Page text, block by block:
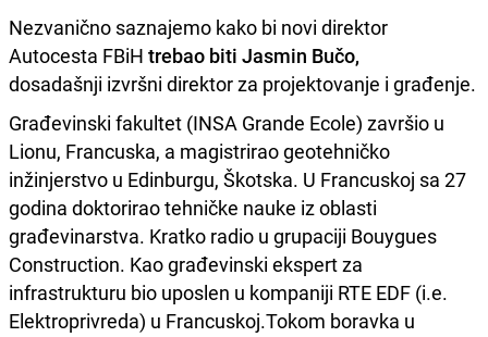
Nezvanično saznajemo kako bi novi direktor
Autocesta FBiH trebao biti Jasmin Bučo,
dosadašnji izvršni direktor za projektovanje i građenje.
Građevinski fakultet (INSA Grande Ecole) završio u
Lionu, Francuska, a magistrirao geotehničko
inžinjerstvo u Edinburgu, Škotska. U Francuskoj sa 27
godina doktorirao tehničke nauke iz oblasti
građevinarstva. Kratko radio u grupaciji Bouygues
Construction. Kao građevinski ekspert za
infrastrukturu bio uposlen u kompaniji RTE EDF (i.e.
Elektroprivreda) u Francuskoj.Tokom boravka u